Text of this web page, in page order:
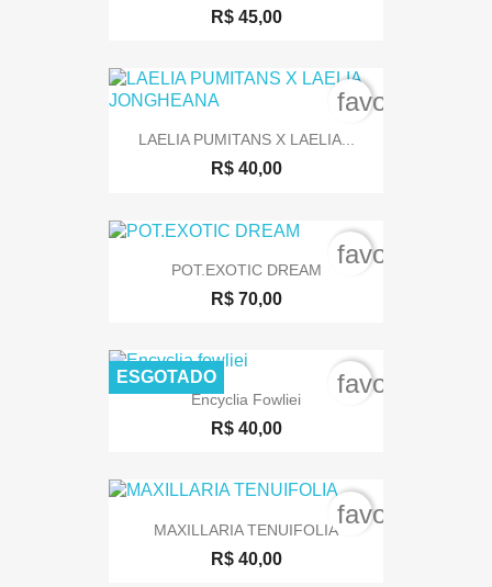
R$ 45,00
LAELIA PUMITANS X LAELIA...
R$ 40,00
POT.EXOTIC DREAM
R$ 70,00
Encyclia Fowliei
R$ 40,00
ESGOTADO
MAXILLARIA TENUIFOLIA
R$ 40,00